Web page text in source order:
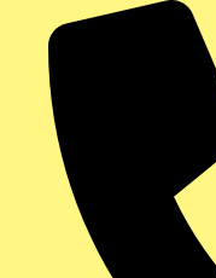
contenu